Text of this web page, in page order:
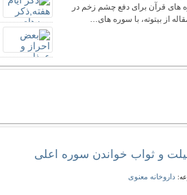
های قرآن برای دفع چشم زخم در
از بیتوته، با سوره های…
و ثواب خواندن سوره اعلی
داروخانه معنوی